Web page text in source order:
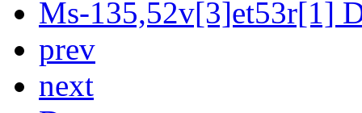
Ms-135,52v[3]et53r[1]
prev
next